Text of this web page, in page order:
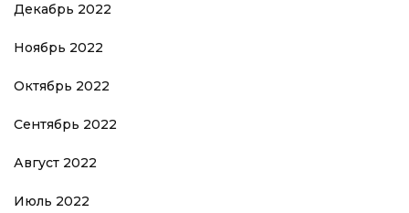
Декабрь 2022
Ноябрь 2022
Октябрь 2022
Сентябрь 2022
Август 2022
Июль 2022